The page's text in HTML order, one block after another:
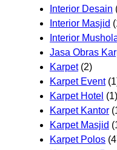
Interior Desain
Interior Masjid
Interior
Jasa Obras
Karpet(2)
Karpet Event
Karpet Hotel (1)
Karpet Kantor
Karpet Masjid
Karpet Polos